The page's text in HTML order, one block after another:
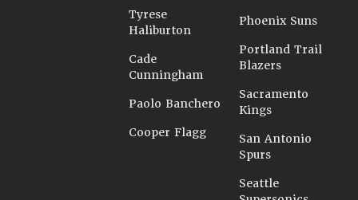
Tyrese
Haliburton
Cade
Cunningham
Paolo Banchero
Cooper Flagg
Phoenix Suns
Portland Trail
Blazers
Sacramento
Kings
San Antonio
Spurs
Seattle